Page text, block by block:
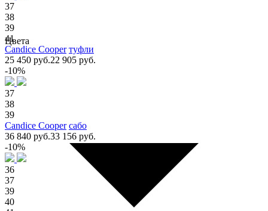
Цвета
37
38
39
41
Candice Cooper туфли
25 450 руб.22 905 руб.
-10%
37
38
39
Candice Cooper сабо
36 840 руб.33 156 руб.
-10%
36
37
39
40